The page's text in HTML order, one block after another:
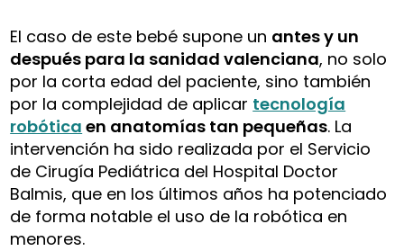
El caso de este bebé supone un antes y un
después para la sanidad valenciana, no solo
por la corta edad del paciente, sino también
por la complejidad de aplicar tecnología
robótica en anatomías tan pequeñas. La
intervención ha sido realizada por el Servicio
de Cirugía Pediátrica del Hospital Doctor
Balmis, que en los últimos años ha potenciado
de forma notable el uso de la robótica en
menores.